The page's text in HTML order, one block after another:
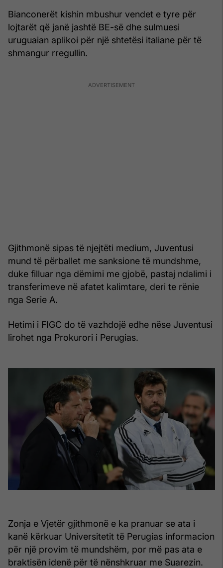
Bianconerët kishin mbushur vendet e tyre për
lojtarët që janë jashtë BE-së dhe sulmuesi
uruguaian aplikoi për një shtetësi italiane për të
shmangur rregullin.
Gjithmonë sipas të njejtëti medium, Juventusi
mund të përballet me sanksione të mundshme,
duke filluar nga dëmimi me gjobë, pastaj ndalimi i
transferimeve në afatet kalimtare, deri te rënie
nga Serie A.
Hetimi i FIGC do të vazhdojë edhe nëse Juventusi
lirohet nga Prokurori i Perugias.
Zonja e Vjetër gjithmonë e ka pranuar se ata i
kanë kërkuar Universitetit të Perugias informacion
për një provim të mundshëm, por më pas ata e
braktisën idenë për të nënshkruar me Suarezin.